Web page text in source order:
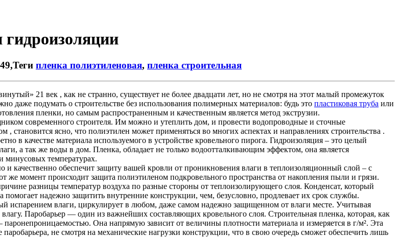
,Теги пленка полиэтиленовая, пленка строительная
21 век , как не странно, существует не более двадцати лет, но не смотря на этот малый промежуток
даже подумать о строительстве без использования полимерных материалов: будь это пластиковая труба или
пленки, но самым распространенным и качественным является метод экструзии.
современного строителя. Им можно и утеплить дом, и провести водопроводные и сточные
ясно, что полиэтилен может применяться во многих аспектах и направлениях строительства .
в качестве материала используемого в устройстве кровельного пирога. Гидроизоляция – это целый
а так же воды в дом. Пленка, обладает не только водоотталкивающим эффектом, она является
минусовых температурах.
и качественно обеспечит защиту вашей кровли от проникновения влаги в теплоизоляционный слой – с
момент происходит защита полиэтиленом подкровельного пространства от накопления пыли и грязи.
разницы температур воздуха по разные стороны от теплоизолирующего слоя. Конденсат, который
надежно защитить внутренние конструкции, чем, безусловно, продлевает их срок службы.
испарением влаги, циркулирует в любом, даже самом надежно защищенном от влаги месте. Учитывая
Паробарьер — один из важнейших составляющих кровельного слоя. Строительная пленка, которая, как
Она напрямую зависит от величины плотности материала и измеряется в г/м². Эта
не смотря на механические нагрузки конструкции, что в свою очередь сможет обеспечить лишь